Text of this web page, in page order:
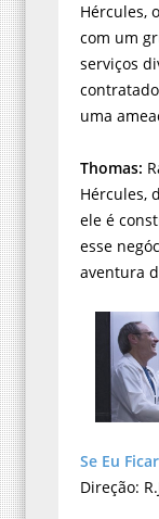
Hércules,
com um
serviços
uma
Thomas:
Hércules,
ele é
esse
aventura
Se Eu Ficar
Direção: